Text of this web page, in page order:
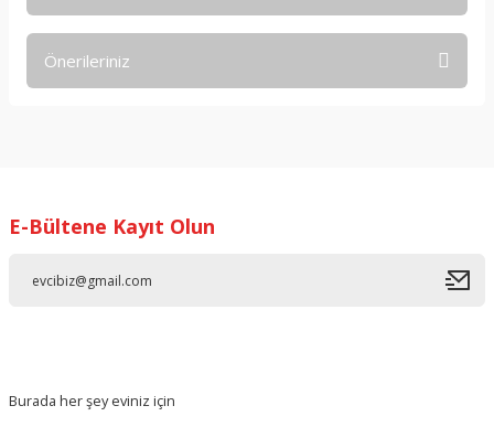
Önerileriniz
Ürün resmi kalitesiz, bozuk veya görüntülenemiyor.
E-Bültene Kayıt Olun
Burada her şey eviniz için